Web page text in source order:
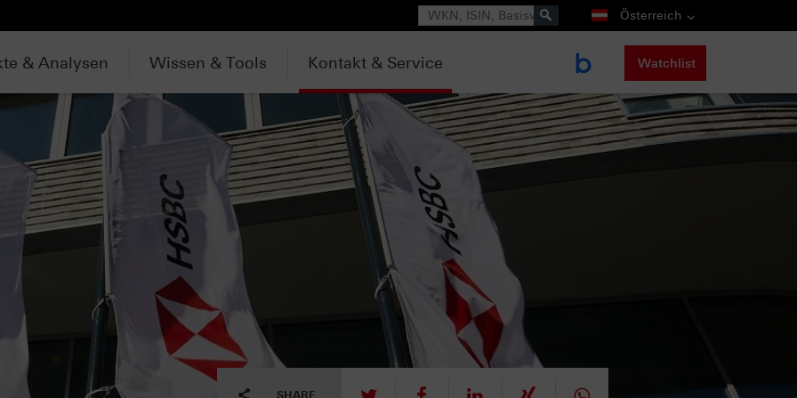
Suche Österreich
& Analysen Wissen & Tools Kontakt & Service Watchlist
SHARE tweet mitteilen